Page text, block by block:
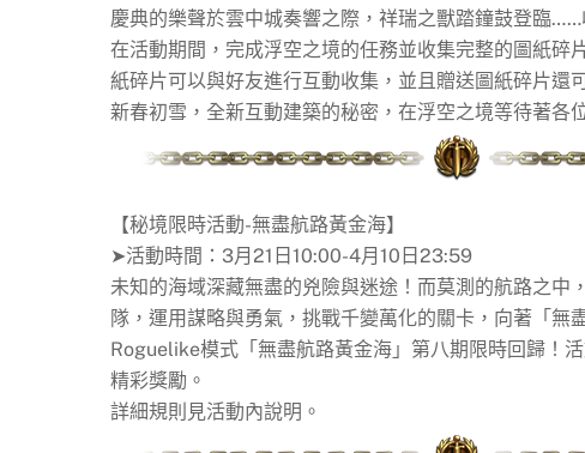
慶典的樂聲於雲中城奏響之際，祥瑞之獸踏鐘鼓登臨
在活動期間，完成浮空之境的任務並收集完整的圖紙碎
紙碎片可以與好友進行互動收集，並且贈送圖紙碎片還
新春初雪，全新互動建築的秘密，在浮空之境等待著各
【秘境限時活動-無盡航路黃金海】
➤活動時間：3月21日10:00-4月10日23:59
未知的海域深藏無盡的兇險與迷途！而莫測的航路之
隊，運用謀略與勇氣，挑戰千變萬化的關卡，向著「無
Roguelike模式「無盡航路黃金海」第八期限時回歸！
精彩獎勵。
詳細規則見活動內說明。